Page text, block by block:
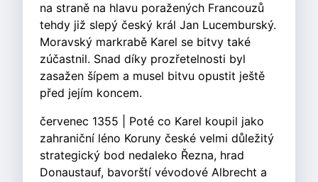
na straně na hlavu poražených Francouzů
tehdy již slepý český král Jan Lucemburský.
Moravský markrabě Karel se bitvy také
zúčastnil. Snad díky prozřetelnosti byl
zasažen šípem a musel bitvu opustit ještě
před jejím koncem.
červenec 1355 | Poté co Karel koupil jako
zahraniční léno Koruny české velmi důležitý
strategický bod nedaleko Řezna, hrad
Donaustauf, bavorští vévodové Albrecht a